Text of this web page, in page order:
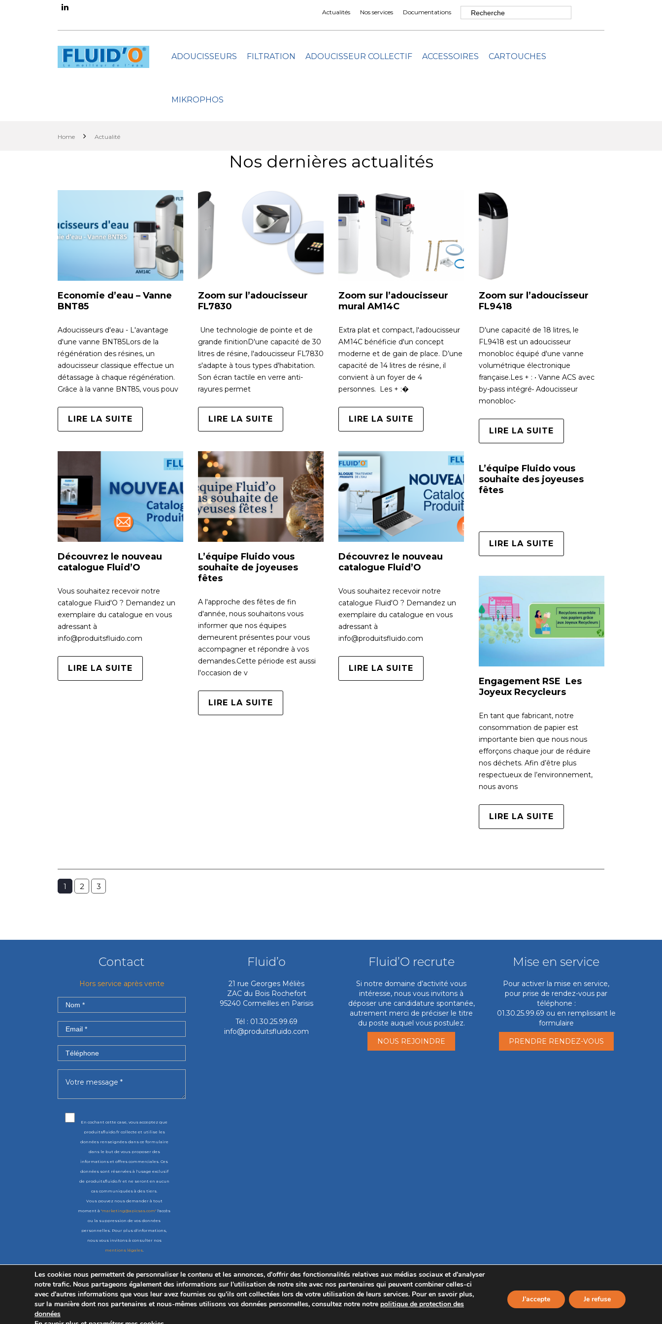
Actualités Nos services Documentations
ADOUCISSEURS FILTRATION ADOUCISSEUR COLLECTIF ACCESSOIRES CARTOUCHES
MIKROPHOS
Home Actualité
Nos dernières actualités
Economie d’eau – Vanne
BNT85
Adoucisseurs d'eau - L'avantage
d'une vanne BNT85Lors de la
régénération des résines, un
adoucisseur classique effectue un
détassage à chaque régénération.
Grâce à la vanne BNT85, vous pouv
LIRE LA SUITE
Zoom sur l’adoucisseur
FL7830
Une technologie de pointe et de
grande finitionD'une capacité de 30
litres de résine, l'adoucisseur FL7830
s'adapte à tous types d'habitation.
Son écran tactile en verre anti-
rayures permet
LIRE LA SUITE
Zoom sur l’adoucisseur
mural AM14C
Extra plat et compact, l'adoucisseur
AM14C bénéficie d'un concept
moderne et de gain de place. D’une
capacité de 14 litres de résine, il
convient à un foyer de 4
personnes. Les + :�
LIRE LA SUITE
Zoom sur l’adoucisseur
FL9418
D'une capacité de 18 litres, le
FL9418 est un adoucisseur
monobloc équipé d'une vanne
volumétrique électronique
française.Les + : • Vanne ACS avec
by-pass intégré• Adoucisseur
monobloc•
LIRE LA SUITE
Découvrez le nouveau
catalogue Fluid’O
Vous souhaitez recevoir notre
catalogue Fluid'O ? Demandez un
exemplaire du catalogue en vous
adressant à
info@produitsfluido.com
LIRE LA SUITE
L’équipe Fluido vous
souhaite de joyeuses
fêtes
A l'approche des fêtes de fin
d'année, nous souhaitons vous
informer que nos équipes
demeurent présentes pour vous
accompagner et répondre à vos
demandes.Cette période est aussi
l'occasion de v
LIRE LA SUITE
Découvrez le nouveau
catalogue Fluid’O
Vous souhaitez recevoir notre
catalogue Fluid'O ? Demandez un
exemplaire du catalogue en vous
adressant à
info@produitsfluido.com
LIRE LA SUITE
L’équipe Fluido vous
souhaite des joyeuses
fêtes
LIRE LA SUITE
Engagement RSE Les
Joyeux Recycleurs
En tant que fabricant, notre
consommation de papier est
importante bien que nous nous
efforçons chaque jour de réduire
nos déchets. Afin d’être plus
respectueux de l’environnement,
nous avons
LIRE LA SUITE
1 2 3
Contact
Hors service après vente
En cochant cette case, vous acceptez que
produitsfluido.fr collecte et utilise les
données renseignées dans ce formulaire
dans le but de vous proposer des
informations et offres commerciales. Ces
données sont réservées à l'usage exclusif
de produitsfluido.fr et ne seront en aucun
cas communiquées à des tiers.
Vous pouvez nous demander à tout
moment à"marketing@apicsas.com" l'accès
ou la suppression de vos données
personnelles. Pour plus d'informations,
nous vous invitons à consulter nos
mentions légales.
Fluid’o
21 rue Georges Méliès
ZAC du Bois Rochefort
95240 Cormeilles en Parisis
Tél : 01.30.25.99.69
info@produitsfluido.com
Fluid’O recrute
Si notre domaine d’activité vous
intéresse, nous vous invitons à
déposer une candidature spontanée,
autrement merci de préciser le titre
du poste auquel vous postulez.
NOUS REJOINDRE
Mise en service
Pour activer la mise en service,
pour prise de rendez-vous par
téléphone :
01.30.25.99.69 ou en remplissant le
formulaire
PRENDRE RENDEZ-VOUS
Les cookies nous permettent de personnaliser le contenu et les annonces, d'offrir des fonctionnalités relatives aux médias sociaux et d'analyser
notre trafic. Nous partageons également des informations sur l'utilisation de notre site avec nos partenaires qui peuvent combiner celles-ci
avec d'autres informations que vous leur avez fournies ou qu'ils ont collectées lors de votre utilisation de leurs services. Pour en savoir plus,
sur la manière dont nos partenaires et nous-mêmes utilisons vos données personnelles, consultez notre notre politique de protection des
données
J'accepte Je refuse